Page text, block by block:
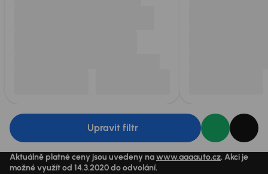
Upravit filtr
Aktuálně platné ceny jsou uvedeny nawww.aaaauto.cz. Akci je
možné využít od 14.3.2020 do odvolání.